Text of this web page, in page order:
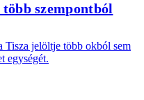
több szempontból
Tisza jelöltje több okból sem
egységét.